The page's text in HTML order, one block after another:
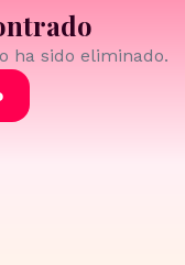
ha sido eliminado.